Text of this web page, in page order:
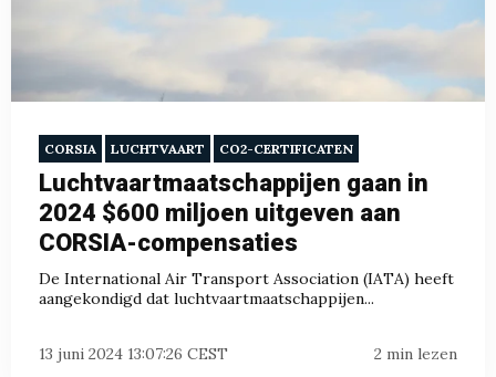
CORSIA LUCHTVAART CO2-CERTIFICATEN
Luchtvaartmaatschappijen gaan in
2024 $600 miljoen uitgeven aan
CORSIA-compensaties
De International Air Transport Association (IATA) heeft
aangekondigd dat luchtvaartmaatschappijen...
13 juni 2024 13:07:26 CEST 2 min lezen